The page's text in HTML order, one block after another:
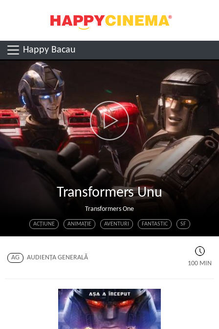
Happy Bacau
Transformers Unu
Transformers One
ACŢIUNE ANIMAŢIE AVENTURI FANTASTIC SF
AG
AUDIENŢA GENERALĂ
100 MIN